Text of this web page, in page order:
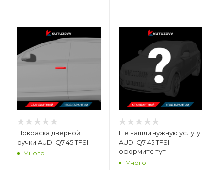
Покраска дверной
ручки AUDI Q7 45 TFSI
Много
Не нашли нужную услугу
AUDI Q7 45 TFSI
оформите тут
Много